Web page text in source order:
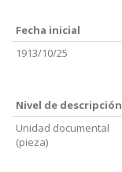
Fecha inicial
1913/10/25
Nivel de descripción
Unidad documental
(pieza)